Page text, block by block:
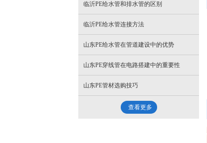
临沂PE给水管和排水管的区别
临沂PE给水管连接方法
山东PE给水管在管道建设中的优势
山东PE穿线管在电路搭建中的重要性
山东PE管材选购技巧
查看更多